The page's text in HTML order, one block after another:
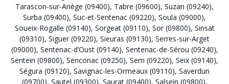
Tarascon-sur-Ariège (09400), Tabre (09600), Suzan (09240),
Surba (09400), Suc-et-Sentenac (09220), Soula (09000),
Soueix-Rogalle (09140), Sorgeat (09110), Sor (09800), Sinsat
(09310), Siguer (09220), Sieuras (09130), Serres-sur-Arget
(09000), Sentenac-d’Oust (09140), Sentenac-de-Sérou (09240),
Sentein (09800), Senconac (09250), Sem (09220), Seix (09140),
Ségura (09120), Savignac-les-Ormeaux (09110), Saverdun
(09700), Sautel (09300), Saurat (09400), Salsein (09800),